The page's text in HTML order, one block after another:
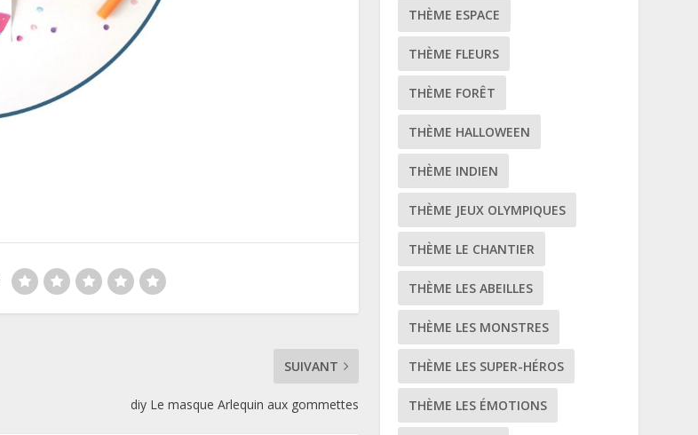
SUIVANT
diy Le masque Arlequin aux gommettes
THÈME ESPACE
THÈME FLEURS
THÈME FORÊT
THÈME HALLOWEEN
THÈME INDIEN
THÈME JEUX OLYMPIQUES
THÈME LE CHANTIER
THÈME LES ABEILLES
THÈME LES MONSTRES
THÈME LES SUPER-HÉROS
THÈME LES ÉMOTIONS